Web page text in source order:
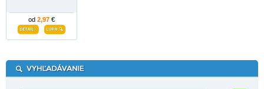
od 2,97 €